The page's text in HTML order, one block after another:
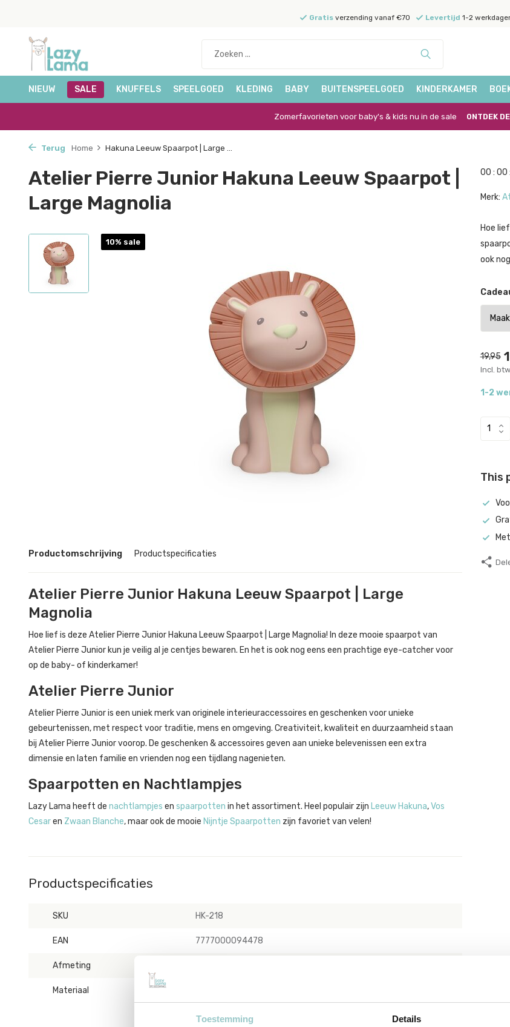
Toestemming Details
Gratisverzending vanaf €70 Levertijd 1-2
NIEUW SALE KNUFFELS SPEELGOED KLEDING BABY BUITENSPEELGOED KINDERKAMER
Zomerfavorieten voor baby's & kids nu in de sale ONTDEK
Terug Home Hakuna Leeuw Spaarpot | Large ...
Atelier Pierre Junior Hakuna Leeuw Spaarpot |
Large Magnolia
10% sale
Productomschrijving Productspecificaties
Atelier Pierre Junior Hakuna Leeuw Spaarpot | Large
Magnolia
Hoe lief is deze Atelier Pierre Junior Hakuna Leeuw Spaarpot | Large Magnolia! In deze mooie spaarpot van
Atelier Pierre Junior kun je veilig al je centjes bewaren. En het is ook nog eens een prachtige eye-catcher voor
op de baby- of kinderkamer!
Atelier Pierre Junior
Atelier Pierre Junior is een uniek merk van originele interieuraccessoires en geschenken voor unieke
gebeurtenissen, met respect voor traditie, mens en omgeving. Creativiteit, kwaliteit en duurzaamheid staan
bij Atelier Pierre Junior voorop. De geschenken & accessoires geven aan unieke belevenissen een extra
dimensie en laten familie en vrienden nog een tijdlang nagenieten.
Spaarpotten en Nachtlampjes
Lazy Lama heeft de nachtlampjes en spaarpotten in het assortiment. Heel populair zijn Leeuw Hakuna,Vos
Cesaren Zwaan Blanche, maar ook de mooie Nijntje Spaarpotten zijn favoriet van velen!
Productspecificaties
SKU HK-218
EAN 7777000094478
Afmeting
Materiaal
00 : 00 :
Merk:
Hoe
ook
19,95
Incl. btw
1-2
This